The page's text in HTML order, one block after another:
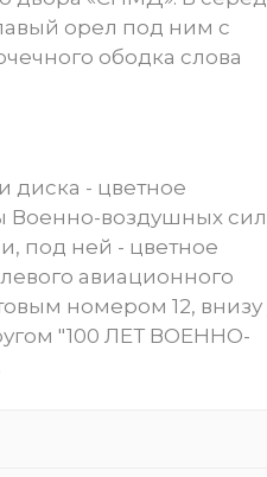
орел под ним с
ободка слова
диска - цветное
воздушных сил
под ней - цветное
авиационного
номером 12, внизу
"100 ЛЕТ ВОЕННО-